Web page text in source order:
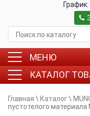
График:
МЕНЮ
КАТАЛОГ
Главная \ Каталог\
пустотелого материала